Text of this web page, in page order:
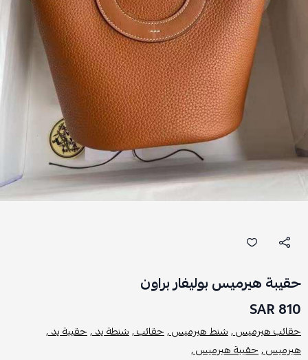
حقيبة هيرميس بوليفار براون
810 SAR
حقائب هيرميس ,شنط هيرميس ,حقائب ,شنطة يد ,حقيبة يد ,
هيرميس ,حقيبة هيرميس ,